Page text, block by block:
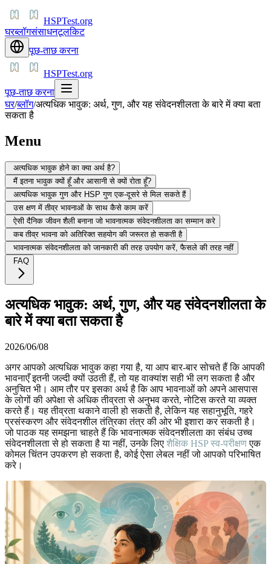
HSPTest.org
घरब्लॉगसंसाधनटूलकिट
पूछ-ताछ करना
HSPTest.org
पूछ-ताछ करना
घर/ब्लॉग/अत्यधिक भावुक: अर्थ, गुण, और यह संवेदनशीलता के बारे में क्या बता
सकता है
Menu
अत्यधिक भावुक होने का क्या अर्थ है?
मैं इतना भावुक क्यों हूँ और आसानी से क्यों रोता हूँ?
अत्यधिक भावुक गुण और HSP गुण एक-दूसरे से मिल सकते हैं
उस क्षण में तीव्र भावनाओं के साथ कैसे काम करें
ऐसी दैनिक जीवन शैली बनाना जो भावनात्मक संवेदनशीलता का सम्मान करे
कब तीव्र भावना को अतिरिक्त सहयोग की जरूरत हो सकती है
भावनात्मक संवेदनशीलता को जानकारी की तरह उपयोग करें, फैसले की तरह नहीं
FAQ
अत्यधिक भावुक: अर्थ, गुण, और यह संवेदनशीलता के
बारे में क्या बता सकता है
2026/06/08
अगर आपको अत्यधिक भावुक कहा गया है, या आप बार-बार सोचते हैं कि आपकी
भावनाएँ इतनी जल्दी क्यों उठती हैं, तो यह वाक्यांश सही भी लग सकता है और
अनुचित भी। आम तौर पर इसका अर्थ है कि आप भावनाओं को अपने आसपास
के लोगों की अपेक्षा से अधिक तीव्रता से अनुभव करते, नोटिस करते या व्यक्त
करते हैं। यह तीव्रता थकाने वाली हो सकती है, लेकिन यह सहानुभूति, गहरे
प्रसंस्करण और संवेदनशील तंत्रिका तंत्र की ओर भी इशारा कर सकती है।
जो पाठक यह समझना चाहते हैं कि भावनात्मक संवेदनशीलता का संबंध उच्च
संवेदनशीलता से हो सकता है या नहीं, उनके लिए शैक्षिक HSP स्व-परीक्षणएक
कोमल चिंतन उपकरण हो सकता है, कोई ऐसा लेबल नहीं जो आपको परिभाषित
करे।